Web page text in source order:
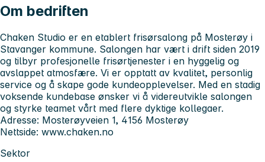
Om bedriften
Chaken Studio er en etablert frisørsalong på Mosterøy i
Stavanger kommune. Salongen har vært i drift siden 2019
og tilbyr profesjonelle frisørtjenester i en hyggelig og
avslappet atmosfære. Vi er opptatt av kvalitet, personlig
service og å skape gode kundeopplevelser. Med en stadig
voksende kundebase ønsker vi å videreutvikle salongen
og styrke teamet vårt med flere dyktige kollegaer.
Adresse: Mosterøyveien 1, 4156 Mosterøy
Nettside: www.chaken.no
Sektor